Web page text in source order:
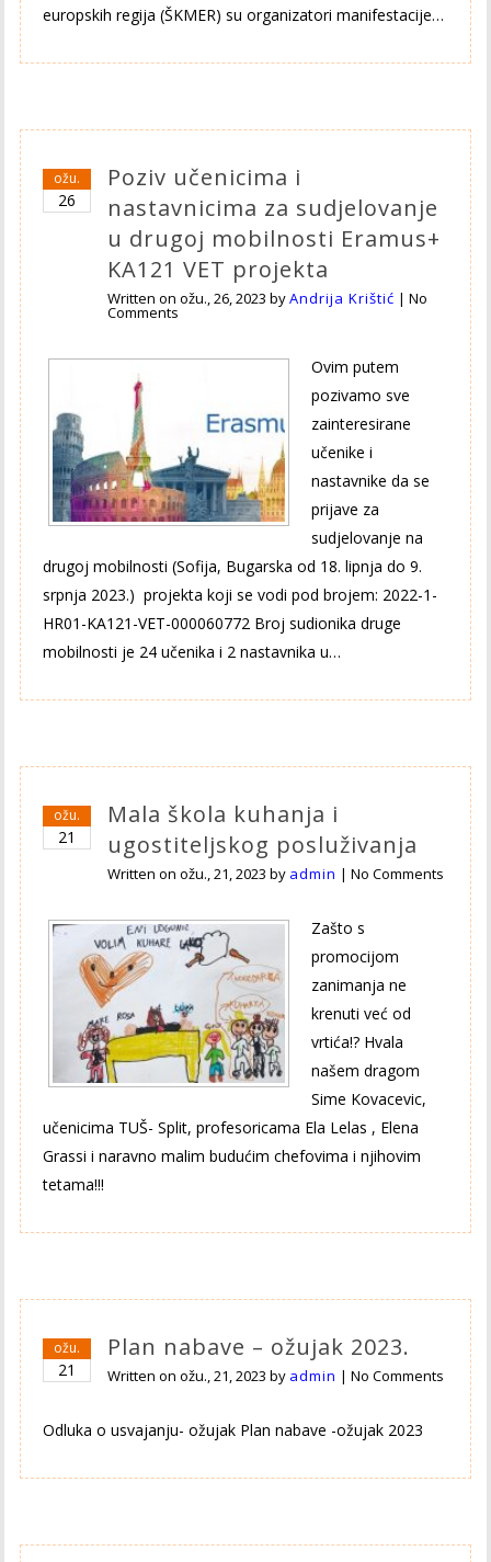
europskih regija (ŠKMER) su organizatori manifestacije…
ožu.
26
Poziv učenicima i
nastavnicima za sudjelovanje
u drugoj mobilnosti Eramus+
KA121 VET projekta
Written onožu., 26, 2023 byAndrija Krištić |No
Comments
Ovim putem
pozivamo sve
zainteresirane
učenike i
nastavnike da se
prijave za
sudjelovanje na
drugoj mobilnosti (Sofija, Bugarska od 18. lipnja do 9.
srpnja 2023.) projekta koji se vodi pod brojem: 2022-1-
HR01-KA121-VET-000060772 Broj sudionika druge
mobilnosti je 24 učenika i 2 nastavnika u…
ožu.
21
Mala škola kuhanja i
ugostiteljskog posluživanja
Written onožu., 21, 2023 by admin |No Comments
Zašto s
promocijom
zanimanja ne
krenuti već od
vrtića!? Hvala
našem dragom
Sime Kovacevic,
učenicima TUŠ- Split, profesoricama Ela Lelas , Elena
Grassi i naravno malim budućim chefovima i njihovim
tetama!!!
ožu.
21
Plan nabave – ožujak 2023.
Written onožu., 21, 2023 by admin |No Comments
Odluka o usvajanju- ožujak Plan nabave -ožujak 2023